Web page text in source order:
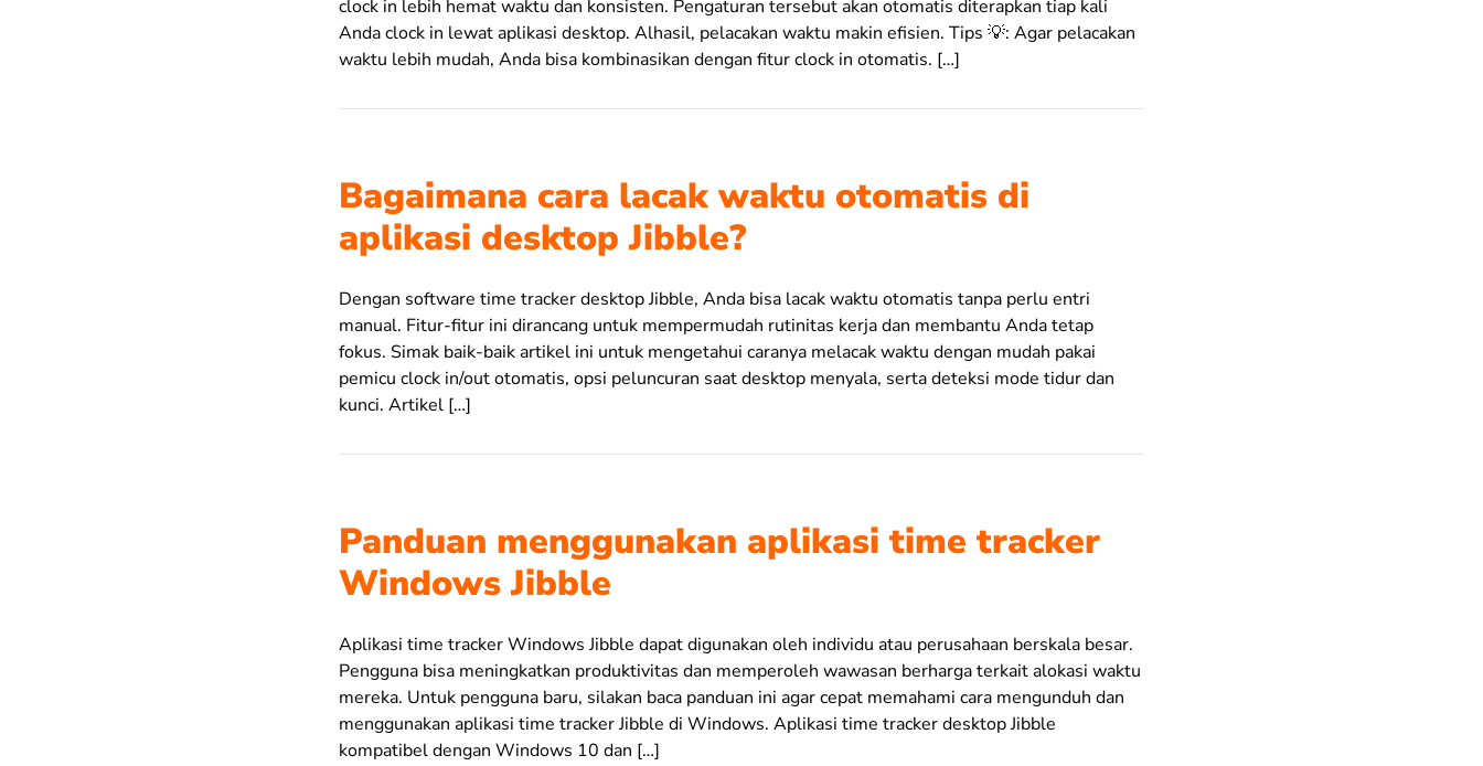
clock in lebih hemat waktu dan konsisten. Pengaturan tersebut akan otomatis diterapkan tiap kali
Anda clock in lewat aplikasi desktop. Alhasil, pelacakan waktu makin efisien. Tips 💡: Agar pelacakan
waktu lebih mudah, Anda bisa kombinasikan dengan fitur clock in otomatis. […]
Bagaimana cara lacak waktu otomatis di
aplikasi desktop Jibble?
Dengan software time tracker desktop Jibble, Anda bisa lacak waktu otomatis tanpa perlu entri
manual. Fitur-fitur ini dirancang untuk mempermudah rutinitas kerja dan membantu Anda tetap
fokus. Simak baik-baik artikel ini untuk mengetahui caranya melacak waktu dengan mudah pakai
pemicu clock in/out otomatis, opsi peluncuran saat desktop menyala, serta deteksi mode tidur dan
kunci. Artikel […]
Panduan menggunakan aplikasi time tracker
Windows Jibble
Aplikasi time tracker Windows Jibble dapat digunakan oleh individu atau perusahaan berskala besar.
Pengguna bisa meningkatkan produktivitas dan memperoleh wawasan berharga terkait alokasi waktu
mereka. Untuk pengguna baru, silakan baca panduan ini agar cepat memahami cara mengunduh dan
menggunakan aplikasi time tracker Jibble di Windows. Aplikasi time tracker desktop Jibble
kompatibel dengan Windows 10 dan […]